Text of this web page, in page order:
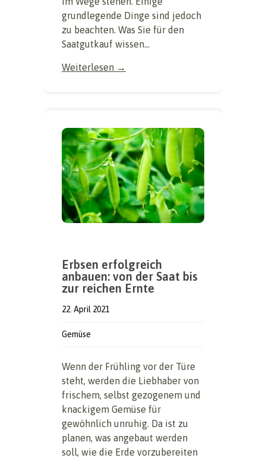
grundlegende Dinge sind jedoch
zu beachten. Was Sie für den
Saatgutkauf wissen...
Weiterlesen →
Erbsen erfolgreich
anbauen: von der Saat bis
zur reichen Ernte
22. April 2021
Gemüse
Wenn der Frühling vor der Türe
steht, werden die Liebhaber von
frischem, selbst gezogenem und
knackigem Gemüse für
gewöhnlich unruhig. Da ist zu
planen, was angebaut werden
soll, wie die Erde vorzubereiten